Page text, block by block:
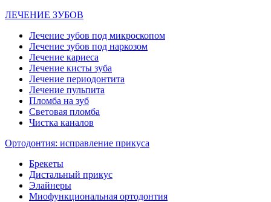
ЛЕЧЕНИЕ ЗУБОВ
Лечение зубов под микроскопом
Лечение зубов под наркозом
Лечение кариеса
Лечение кисты зуба
Лечение периодонтита
Лечение пульпита
Пломба на зуб
Световая пломба
Чистка каналов
Ортодонтия: исправление прикуса
Брекеты
Дистальный прикус
Элайнеры
Миофункциональная ортодонтия